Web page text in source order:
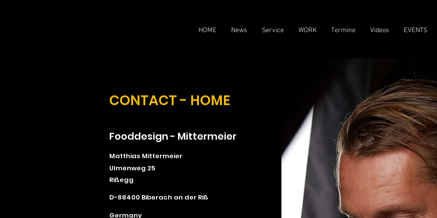
HOME News Service WORK Termine Videos EVENTS
CONTACT - HOME
Fooddesign - Mittermeier
Matthias Mittermeier
Ulmenweg 25
Rißegg
D-88400 Biberach an der Riß
Germany